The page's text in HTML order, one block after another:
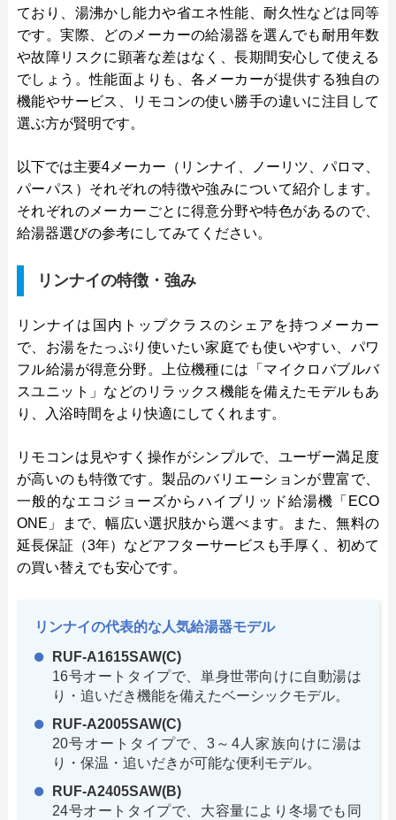
ており、湯沸かし能力や省エネ性能、耐久性などは同等
です。実際、どのメーカーの給湯器を選んでも耐用年数
や故障リスクに顕著な差はなく、長期間安心して使える
でしょう。性能面よりも、各メーカーが提供する独自の
機能やサービス、リモコンの使い勝手の違いに注目して
選ぶ方が賢明です。
以下では主要4メーカー（リンナイ、ノーリツ、パロマ、
パーパス）それぞれの特徴や強みについて紹介します。
それぞれのメーカーごとに得意分野や特色があるので、
給湯器選びの参考にしてみてください。
リンナイの特徴・強み
リンナイは国内トップクラスのシェアを持つメーカー
で、お湯をたっぷり使いたい家庭でも使いやすい、パワ
フル給湯が得意分野。上位機種には「マイクロバブルバ
スユニット」などのリラックス機能を備えたモデルもあ
り、入浴時間をより快適にしてくれます。
リモコンは見やすく操作がシンプルで、ユーザー満足度
が高いのも特徴です。製品のバリエーションが豊富で、
一般的なエコジョーズからハイブリッド給湯機「ECO
ONE」まで、幅広い選択肢から選べます。また、無料の
延長保証（3年）などアフターサービスも手厚く、初めて
の買い替えでも安心です。
リンナイの代表的な人気給湯器モデル
RUF-A1615SAW(C)
16号オートタイプで、単身世帯向けに自動湯は
り・追いだき機能を備えたベーシックモデル。
RUF-A2005SAW(C)
20号オートタイプで、3～4人家族向けに湯は
り・保温・追いだきが可能な便利モデル。
RUF-A2405SAW(B)
24号オートタイプで、大容量により冬場でも同